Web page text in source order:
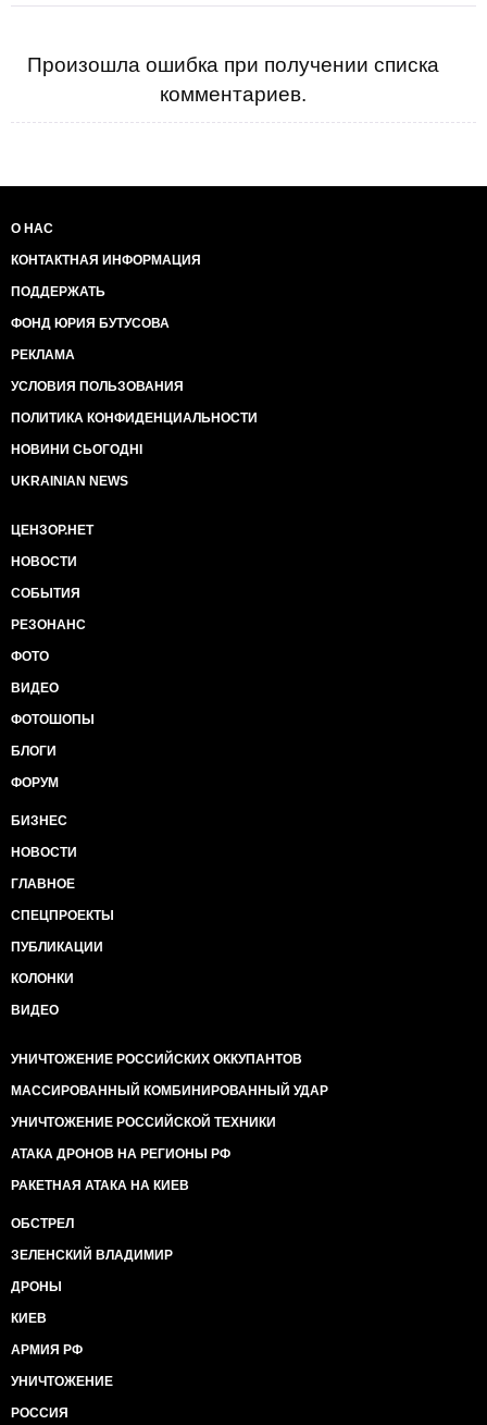
Произошла ошибка при получении списка
комментариев.
О НАС
КОНТАКТНАЯ ИНФОРМАЦИЯ
ПОДДЕРЖАТЬ
ФОНД ЮРИЯ БУТУСОВА
РЕКЛАМА
УСЛОВИЯ ПОЛЬЗОВАНИЯ
ПОЛИТИКА КОНФИДЕНЦИАЛЬНОСТИ
НОВИНИ СЬОГОДНІ
UKRAINIAN NEWS
ЦЕНЗОР.НЕТ
НОВОСТИ
СОБЫТИЯ
РЕЗОНАНС
ФОТО
ВИДЕО
ФОТОШОПЫ
БЛОГИ
ФОРУМ
БИЗНЕС
НОВОСТИ
ГЛАВНОЕ
СПЕЦПРОЕКТЫ
ПУБЛИКАЦИИ
КОЛОНКИ
ВИДЕО
УНИЧТОЖЕНИЕ РОССИЙСКИХ ОККУПАНТОВ
МАССИРОВАННЫЙ КОМБИНИРОВАННЫЙ УДАР
УНИЧТОЖЕНИЕ РОССИЙСКОЙ ТЕХНИКИ
АТАКА ДРОНОВ НА РЕГИОНЫ РФ
РАКЕТНАЯ АТАКА НА КИЕВ
ОБСТРЕЛ
ЗЕЛЕНСКИЙ ВЛАДИМИР
ДРОНЫ
КИЕВ
АРМИЯ РФ
УНИЧТОЖЕНИЕ
РОССИЯ